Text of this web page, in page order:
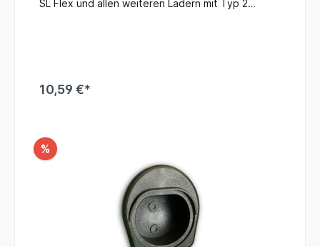
SL Flex und allen weiteren Ladern mit Typ 2
10,59 €*
%